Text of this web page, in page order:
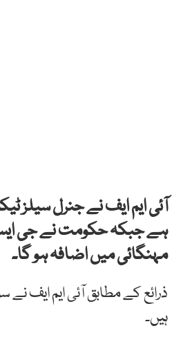
ہے جبکہ حکومت نے جی
مہنگائی میں اضافہ ہو گا۔
ذرائع کے مطابق آئی ایم ایف نے
ہیں۔